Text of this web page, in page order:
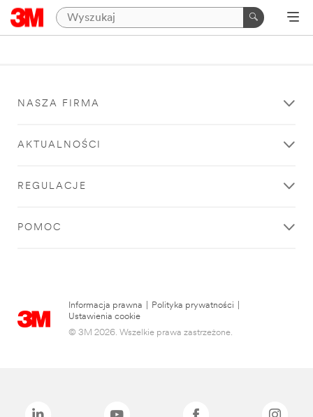
NASZA FIRMA
AKTUALNOŚCI
REGULACJE
POMOC
Informacja prawna Polityka prywatności
Ustawienia cookie
© 3M 2026. Wszelkie prawa zastrzeżone.